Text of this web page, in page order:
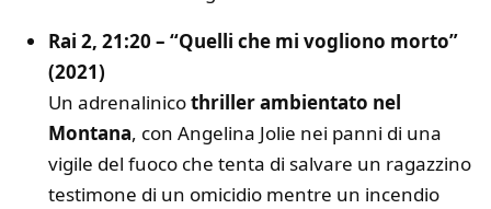
Rai 2, 21:20 – “Quelli che mi vogliono morto”
(2021)
Un adrenalinicothriller ambientato nel
Montana, con Angelina Jolie nei panni di una
vigile del fuoco che tenta di salvare un ragazzino
testimone di un omicidio mentre un incendio